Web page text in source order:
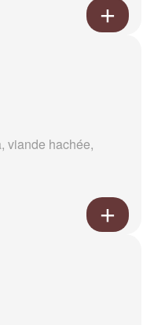
viande hachée,